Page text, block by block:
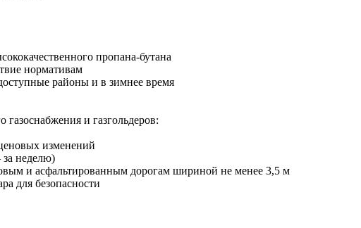
пропана-бутана
нормативам
районы и в зимнее время
газоснабжения и газгольдеров:
изменений
неделю)
и асфальтированным дорогам шириной не менее 3,5 м
для безопасности